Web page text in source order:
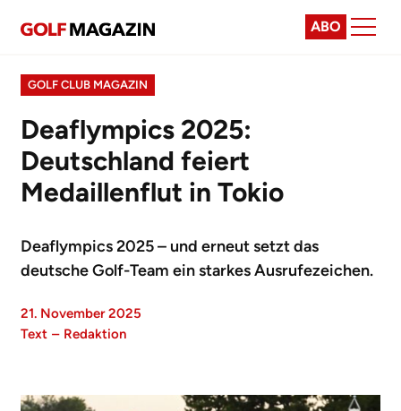
ABO
GOLF CLUB MAGAZIN
Deaflympics 2025:
Deutschland feiert
Medaillenflut in Tokio
Deaflympics 2025 – und erneut setzt das
deutsche Golf-Team ein starkes Ausrufezeichen.
21. November 2025
Text – Redaktion